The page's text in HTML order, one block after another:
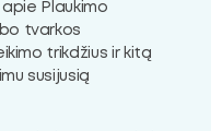
Plaukimo
tvarkos
trikdžius ir kitą
susijusią